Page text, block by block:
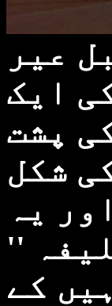
عیر
ایک
پشت
شکل
یہ
''
کے